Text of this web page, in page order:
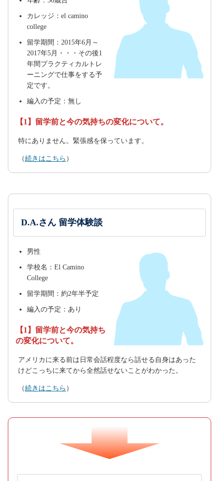
カレッジ：el camino
college
留学期間：2015年6月～
2017年5月・・・その後1
年間プラクティカルトレ
ーニングで仕事をする予
定です。
編入の予定：無し
【1】留学前と今の気持ちの変化について。
特にありません。緊張感を保っています。
（続きはこちら ）
D.A.さん 留学体験談
男性
学校名：El Camino
College
留学期間：約2年半予定
編入の予定：あり
【1】留学前と今の気持ち
の変化について。
アメリカに来る前は日常会話程度なら話せる自身はあった
けどこっちに来てから全然話せないことがわかった。
（続きはこちら ）